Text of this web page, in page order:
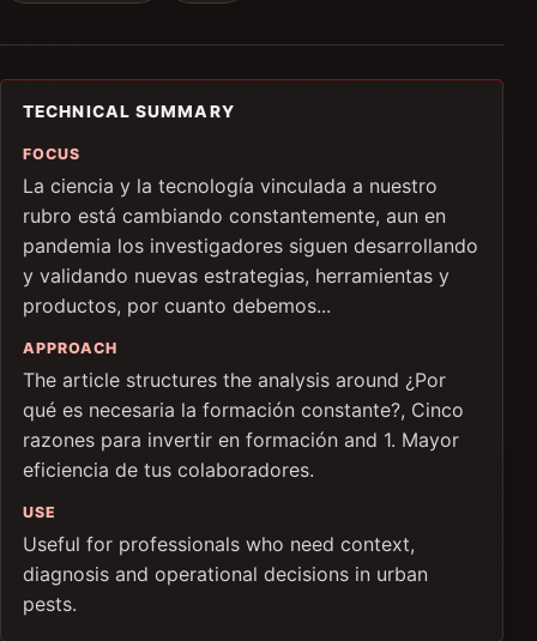
TECHNICAL SUMMARY
FOCUS
La ciencia y la tecnología vinculada a nuestro
rubro está cambiando constantemente, aun en
pandemia los investigadores siguen desarrollando
y validando nuevas estrategias, herramientas y
productos, por cuanto debemos...
APPROACH
The article structures the analysis around ¿Por
qué es necesaria la formación constante?, Cinco
razones para invertir en formación and 1. Mayor
eficiencia de tus colaboradores.
USE
Useful for professionals who need context,
diagnosis and operational decisions in urban
pests.